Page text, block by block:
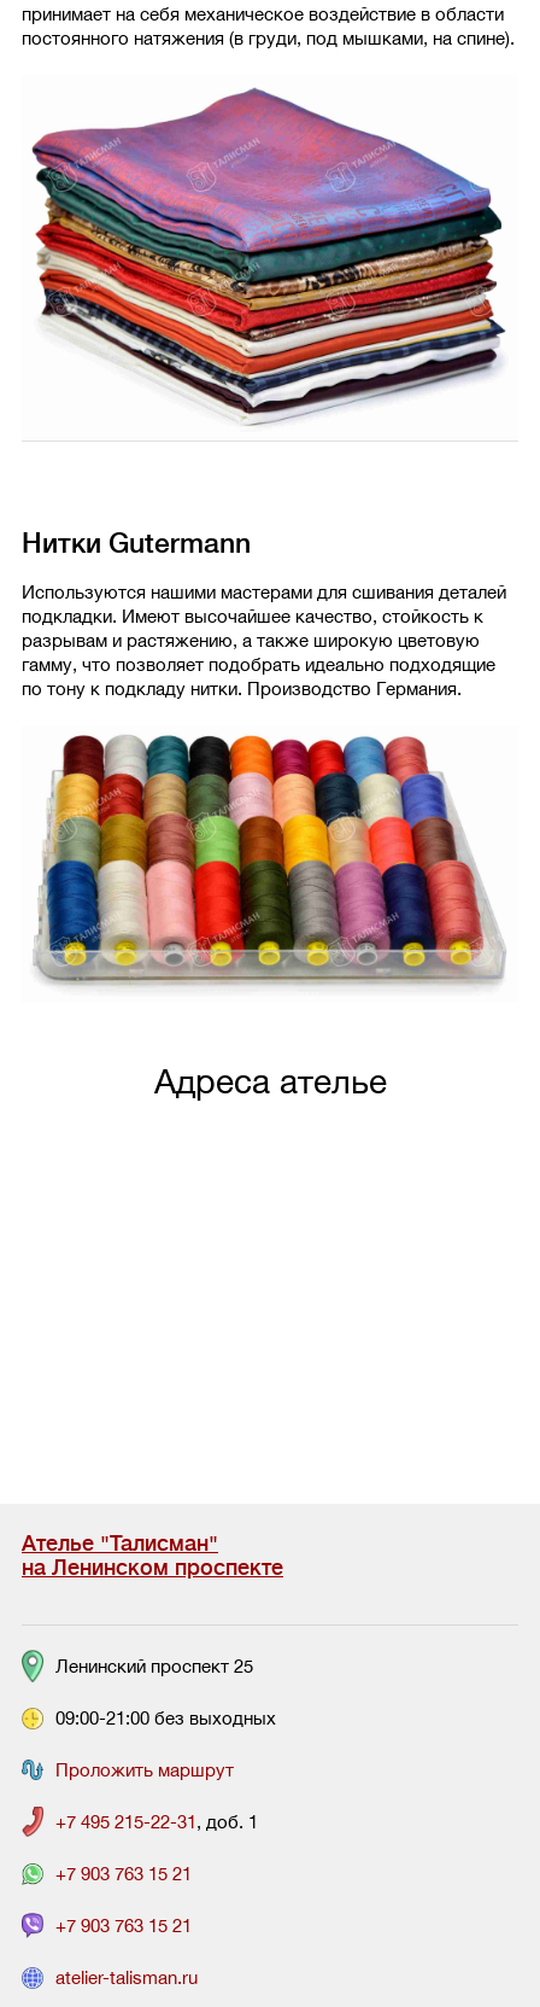
принимает на себя механическое воздействие в области
постоянного натяжения (в груди, под мышками, на спине).
Нитки Gutermann
Используются нашими мастерами для сшивания деталей
подкладки. Имеют высочайшее качество, стойкость к
разрывам и растяжению, а также широкую цветовую
гамму, что позволяет подобрать идеально подходящие
по тону к подкладу нитки. Производство Германия.
Адреса ателье
Ателье "Талисман"
на Ленинском проспекте
Ленинский проспект 25
09:00-21:00 без выходных
Проложить маршрут
+7 495 215-22-31, доб. 1
+7 903 763 15 21
+7 903 763 15 21
atelier-talisman.ru